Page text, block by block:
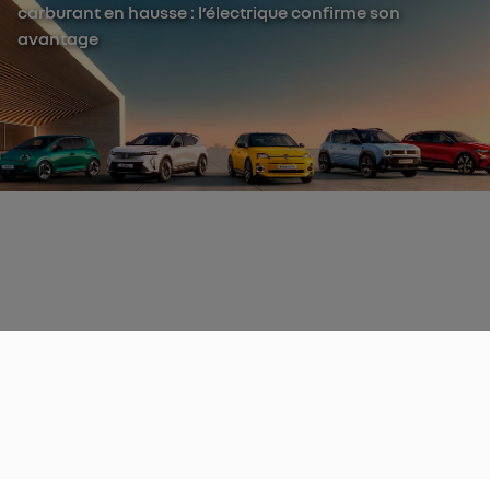
carburant en hausse : l’électrique confirme son
avantage